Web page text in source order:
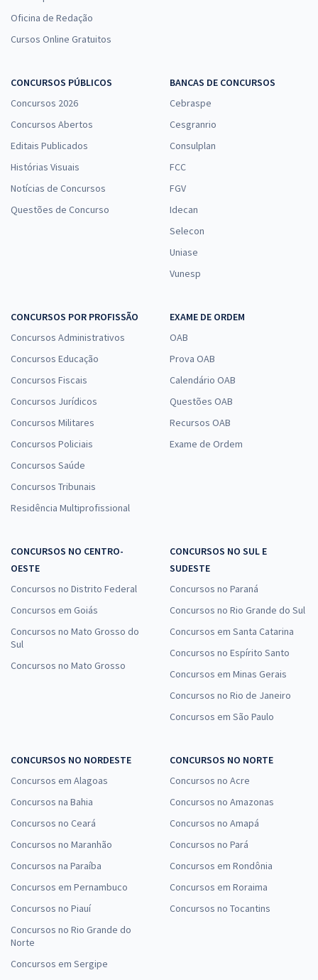
Oficina de Redação
Cursos Online Gratuitos
CONCURSOS PÚBLICOS
Concursos 2026
Concursos Abertos
Editais Publicados
Histórias Visuais
Notícias de Concursos
Questões de Concurso
BANCAS DE CONCURSOS
Cebraspe
Cesgranrio
Consulplan
FCC
FGV
Idecan
Selecon
Uniase
Vunesp
CONCURSOS POR PROFISSÃO
Concursos Administrativos
Concursos Educação
Concursos Fiscais
Concursos Jurídicos
Concursos Militares
Concursos Policiais
Concursos Saúde
Concursos Tribunais
Residência Multiprofissional
EXAME DE ORDEM
OAB
Prova OAB
Calendário OAB
Questões OAB
Recursos OAB
Exame de Ordem
CONCURSOS NO CENTRO-
OESTE
Concursos no Distrito Federal
Concursos em Goiás
Concursos no Mato Grosso do
Sul
Concursos no Mato Grosso
CONCURSOS NO SUL E
SUDESTE
Concursos no Paraná
Concursos no Rio Grande do Sul
Concursos em Santa Catarina
Concursos no Espírito Santo
Concursos em Minas Gerais
Concursos no Rio de Janeiro
Concursos em São Paulo
CONCURSOS NO NORDESTE
Concursos em Alagoas
Concursos na Bahia
Concursos no Ceará
Concursos no Maranhão
Concursos na Paraíba
Concursos em Pernambuco
Concursos no Piauí
Concursos no Rio Grande do
Norte
Concursos em Sergipe
CONCURSOS NO NORTE
Concursos no Acre
Concursos no Amazonas
Concursos no Amapá
Concursos no Pará
Concursos em Rondônia
Concursos em Roraima
Concursos no Tocantins